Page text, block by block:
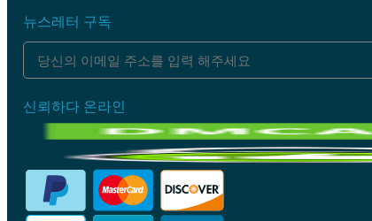
뉴스레터 구독
신뢰하다 온라인